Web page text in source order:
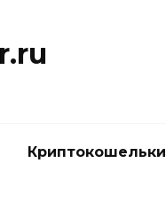
Криптокошельки